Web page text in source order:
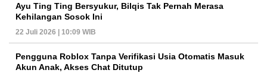
Ayu Ting Ting Bersyukur, Bilqis Tak Pernah Merasa
Kehilangan Sosok Ini
22 Juli 2026 | 10:09 WIB
Pengguna Roblox Tanpa Verifikasi Usia Otomatis Masuk
Akun Anak, Akses Chat Ditutup